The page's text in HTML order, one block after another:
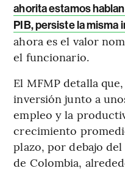
ahorita estamos
PIB, persiste la misma
ahora es el valor
el funcionario.
El MFMP detalla
inversión junto a
empleo y la
crecimiento
plazo, por debajo
de Colombia,